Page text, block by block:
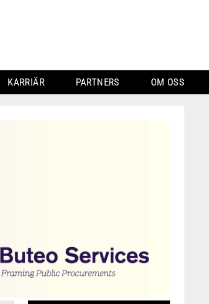
KARRIÄR PARTNERS OM OSS